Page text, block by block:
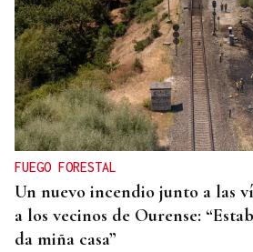
FUEGO FORESTAL
Un nuevo incendio junto a las
a los vecinos de Ourense:
da miña casa”